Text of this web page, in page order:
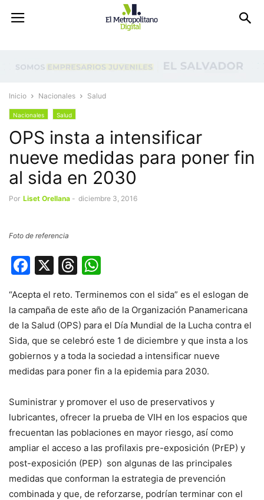
Inicio Nacionales Salud
Nacionales Salud
OPS insta a intensificar
nueve medidas para poner fin
al sida en 2030
Por Liset Orellana - diciembre 3, 2016
Foto de referencia
Facebook
X Threads
“Acepta el reto. Terminemos con el sida” es el eslogan de
la campaña de este año de la Organización Panamericana
de la Salud (OPS) para el Día Mundial de la Lucha contra el
Sida, que se celebró este 1 de diciembre y que insta a los
gobiernos y a toda la sociedad a intensificar nueve
medidas para poner fin a la epidemia para 2030.
Suministrar y promover el uso de preservativos y
lubricantes, ofrecer la prueba de VIH en los espacios que
frecuentan las poblaciones en mayor riesgo, así como
ampliar el acceso a las profilaxis pre-exposición (PrEP) y
post-exposición (PEP) son algunas de las principales
medidas que conforman la estrategia de prevención
combinada y que, de reforzarse, podrían terminar con el